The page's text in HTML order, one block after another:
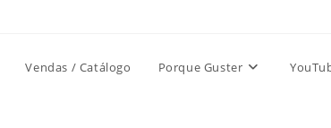
Vendas / Catálogo Porque Guster